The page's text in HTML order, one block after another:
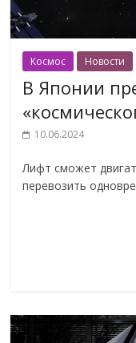
Космос Новости
В Японии
10.06.2024
Лифт сможет
перевозить